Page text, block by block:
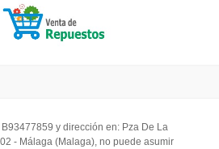
B93477859 y dirección en: Pza De La
- Málaga (Malaga), no puede asumir